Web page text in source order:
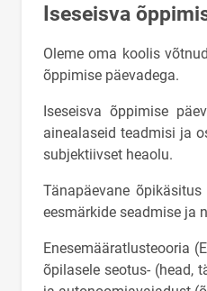
Iseseisva
Oleme oma koolis
õppimise päevadega.
Iseseisva õppimise
ainealaseid teadmisi ja
subjektiivset heaolu.
Tänapäevane
eesmärkide seadmise ja
Enesemääratlusteooria
õpilasele seotus- (head,